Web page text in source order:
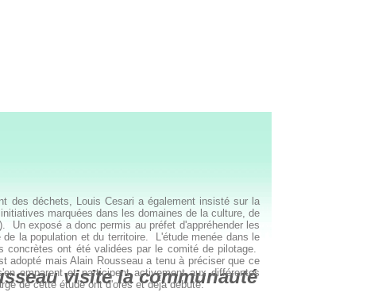
visite la communauté
des déchets, Louis Cesari a également insisté sur la
marquées dans les domaines de la culture, de
Un exposé a donc permis au préfet d'appréhender les
la population et du territoire. L'étude menée dans le
ont été validées par le comité de pilotage.
adopté mais Alain Rousseau a tenu à préciser que ce
emparent et participent activement aux différentes
de cette étude ont d'ores et déjà débuté.